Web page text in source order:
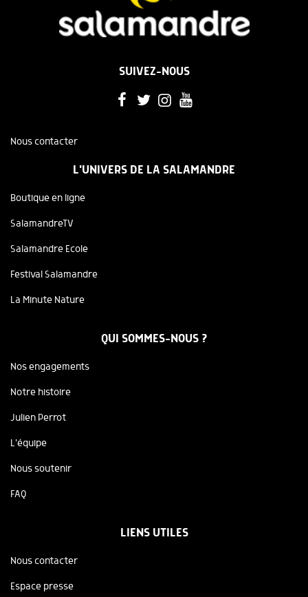
SUIVEZ-NOUS
Nous contacter
L'UNIVERS DE LA SALAMANDRE
Boutique en ligne
SalamandreTV
Salamandre Ecole
Festival Salamandre
La Minute Nature
QUI SOMMES-NOUS ?
Nos engagements
Notre histoire
Julien Perrot
L'équipe
Nous soutenir
FAQ
LIENS UTILES
Nous contacter
Espace presse